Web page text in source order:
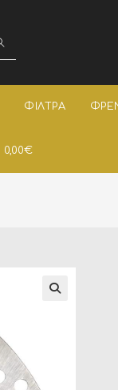
ΦΙΛΤΡΑ
0,00€